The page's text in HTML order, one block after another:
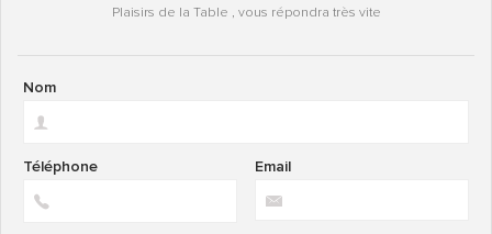
Plaisirs de la Table , vous répondra très vite
Nom
Email
Téléphone